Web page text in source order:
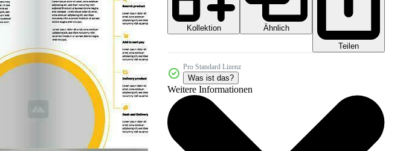
Kollektion
Ähnlich
Teilen
Pro Standard Lizenz
Was ist das?
Weitere Informationen